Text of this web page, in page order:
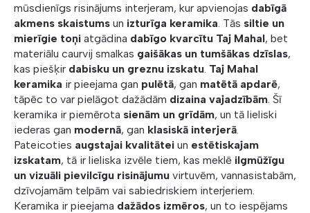
mūsdienīgs risinājums interjeram, kur apvienojas dabīgā
akmens skaistums un izturīga keramika . Tās siltie un
mierīgie toņi atgādina dabīgo kvarcītu Taj Mahal, bet
materiālu caurvij smalkas gaišākas un tumšākas dzīslas,
kas piešķir dabisku un greznu izskatu Taj Mahal
keramika ir pieejama gan pulētā, gan matētā apdarē,
tāpēc to var pielāgot dažādām dizaina vajadzībām . Šī
keramika ir piemērota sienām un grīdām, un tā lieliski
iederas gan modernā, gan klasiskā interjerā
Pateicoties augstajai kvalitātei un estētiskajam
izskatam, tā ir lieliska izvēle tiem, kas meklē ilgmūžīgu
un vizuāli pievilcīgu risinājumu virtuvēm, vannasistabām,
dzīvojamām telpām vai sabiedriskiem interjeriem.
Keramika ir pieejama dažādos izmēros, un to iespējams